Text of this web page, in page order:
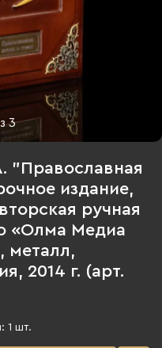
3
"Православная
издание,
ручная
«Олма Медиа
металл,
2014 г. (арт.
1 шт.